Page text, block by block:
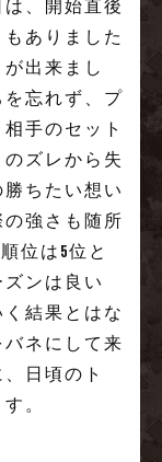
、開始直後
ありました
出来まし
忘れず、プ
手のセット
ズレから失
ちたい想い
強さも随所
位は5位と
ンは良い
結果とはな
ネにして来
日頃のト
。